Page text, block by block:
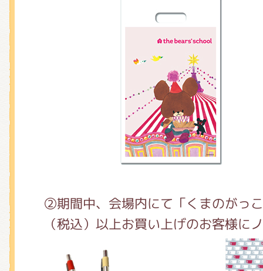
②期間中、会場内にて「くまのがっ
（税込）以上お買い上げのお客様に